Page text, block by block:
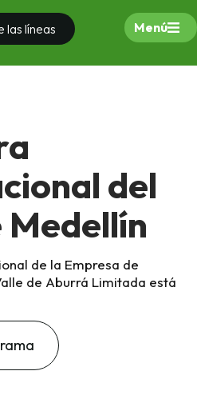
las líneas Menú
del
de la Empresa de
de Aburrá Limitada está